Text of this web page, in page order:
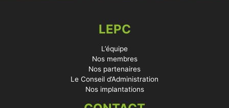
LEPC
L’équipe
Nos membres
Nos partenaires
Le Conseil d’Administration
Nos implantations